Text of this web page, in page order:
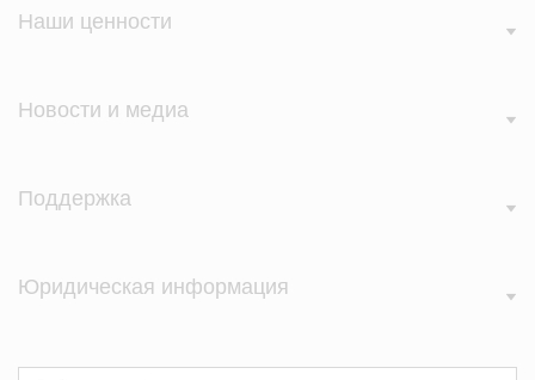
Наши ценности
Новости и медиа
Поддержка
Юридическая информация